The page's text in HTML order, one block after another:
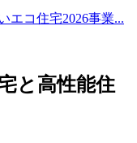
エコ住宅2026事業...
と高性能住